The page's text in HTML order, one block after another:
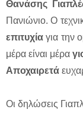
Θανάσης
Πανιώνιο. Ο
επιτυχίαγια την
μέρα είναι μέρα
Αποχαιρετά
Οι δηλώσεις